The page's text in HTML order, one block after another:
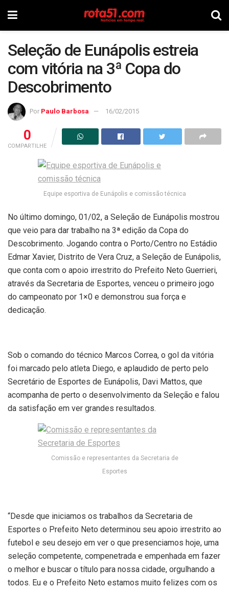
Seleção de Eunápolis estreia
com vitória na 3ª Copa do
Descobrimento
Por Paulo Barbosa 16/02/2015
0
COMPARTILHE
Equipe esportiva de Eunápolis e comissão técnica
No último domingo, 01/02, a Seleção de Eunápolis mostrou
que veio para dar trabalho na 3ª edição da Copa do
Descobrimento. Jogando contra o Porto/Centro no Estádio
Edmar Xavier, Distrito de Vera Cruz, a Seleção de Eunápolis,
que conta com o apoio irrestrito do Prefeito Neto Guerrieri,
através da Secretaria de Esportes, venceu o primeiro jogo
do campeonato por 1×0 e demonstrou sua força e
dedicação.
Sob o comando do técnico Marcos Correa, o gol da vitória
foi marcado pelo atleta Diego, e aplaudido de perto pelo
Secretário de Esportes de Eunápolis, Davi Mattos, que
acompanha de perto o desenvolvimento da Seleção e falou
da satisfação em ver grandes resultados.
Comissão e representantes da Secretaria de
Esportes
“Desde que iniciamos os trabalhos da Secretaria de
Esportes o Prefeito Neto determinou seu apoio irrestrito ao
futebol e seu desejo em ver o que presenciamos hoje, uma
seleção competente, compenetrada e empenhada em fazer
o melhor e buscar o título para nossa cidade, orgulhando a
todos. Eu e o Prefeito Neto estamos muito felizes com os